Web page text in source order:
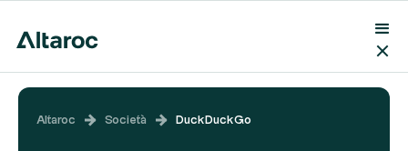
Altaroc Società DuckDuckGo